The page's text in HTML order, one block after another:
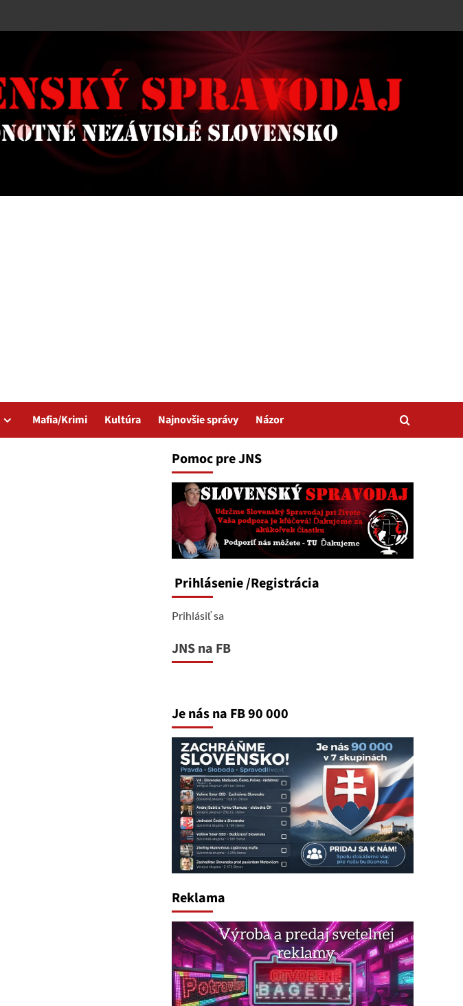
Mafia/Krimi Kultúra Najnovšie správy Názor
Pomoc pre JNS
Prihlásenie/Registrácia
Prihlásiť sa
JNS na FB
Je nás na FB 90 000
Reklama